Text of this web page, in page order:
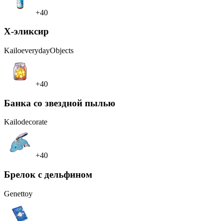
+40
X-эликсир
KailoeverydayObjects
+40
Банка со звездной пылью
Kailodecorate
+40
Брелок с дельфином
Genettoy